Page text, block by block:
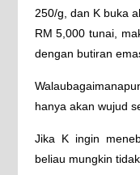
250/g, dan K buka
RM 5,000 tunai,
dengan butiran
hanya akan wujud
Jika K ingin
beliau mungkin